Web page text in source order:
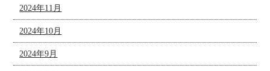
2024年11月
2024年10月
2024年9月